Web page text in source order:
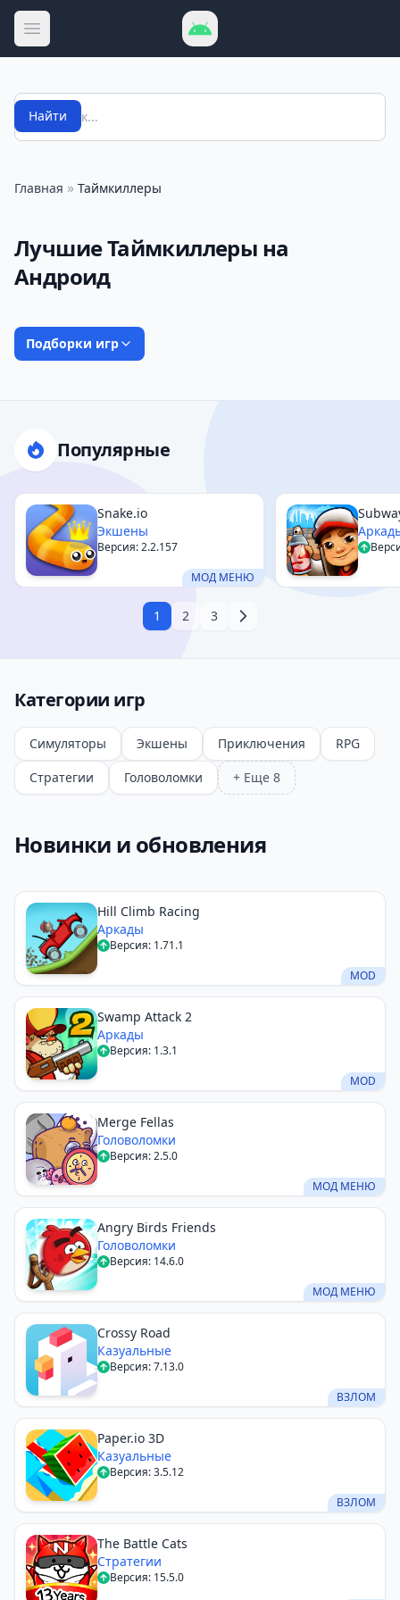
Открыть меню
Поиск
Найти
Главная » Таймкиллеры
Лучшие Таймкиллеры на
Андроид
Подборки игр
Популярные
Snake.io
Экшены
Версия: 2.2.157
МОД МЕНЮ
1 2 3
Категории игр
Симуляторы Экшены Приключения
RPG
Стратегии
Головоломки + Еще 8
Новинки и обновления
Hill Climb Racing
Аркады
Версия: 1.71.1
MOD
Swamp Attack 2
Аркады
Версия: 1.3.1
MOD
Merge Fellas
Головоломки
Версия: 2.5.0
МОД МЕНЮ
Angry Birds Friends
Головоломки
Версия: 14.6.0
МОД МЕНЮ
Crossy Road
Казуальные
Версия: 7.13.0
ВЗЛОМ
Paper.io 3D
Казуальные
Версия: 3.5.12
ВЗЛОМ
The Battle Cats
Стратегии
Версия: 15.5.0